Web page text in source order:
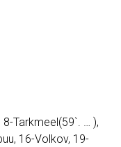
Tarkmeel(59`. … ),
16-Volkov, 19-